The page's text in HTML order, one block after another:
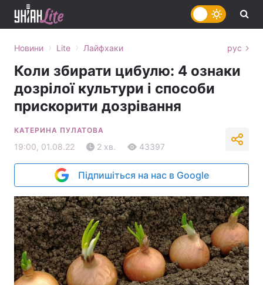
Новини › Lite › Лайфхаки рус
Коли збирати цибулю: 4 ознаки
дозрілої культури і способи
прискорити дозрівання
КАТЕРИНА ПУЛАТОВА
19:00, 01.08.22 2 хв. 43397
Підпишіться на нас в Google